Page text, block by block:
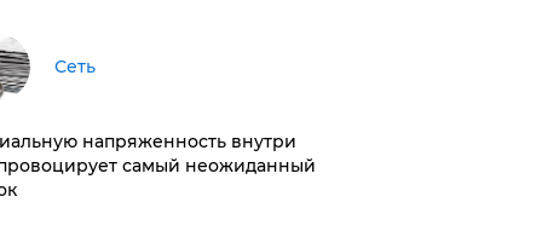
Сеть
напряженность внутри
самый неожиданный